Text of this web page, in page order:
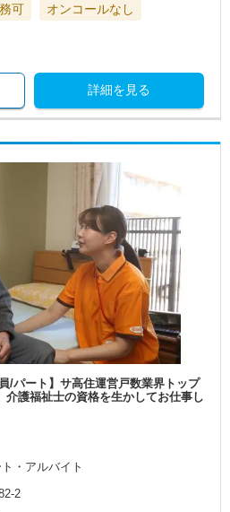
可
オンコールなし
詳細を見る
/パート】サ高住運営戸数業界トップ
介護福祉士の資格を生かしてお仕事し
・アルバイト
2